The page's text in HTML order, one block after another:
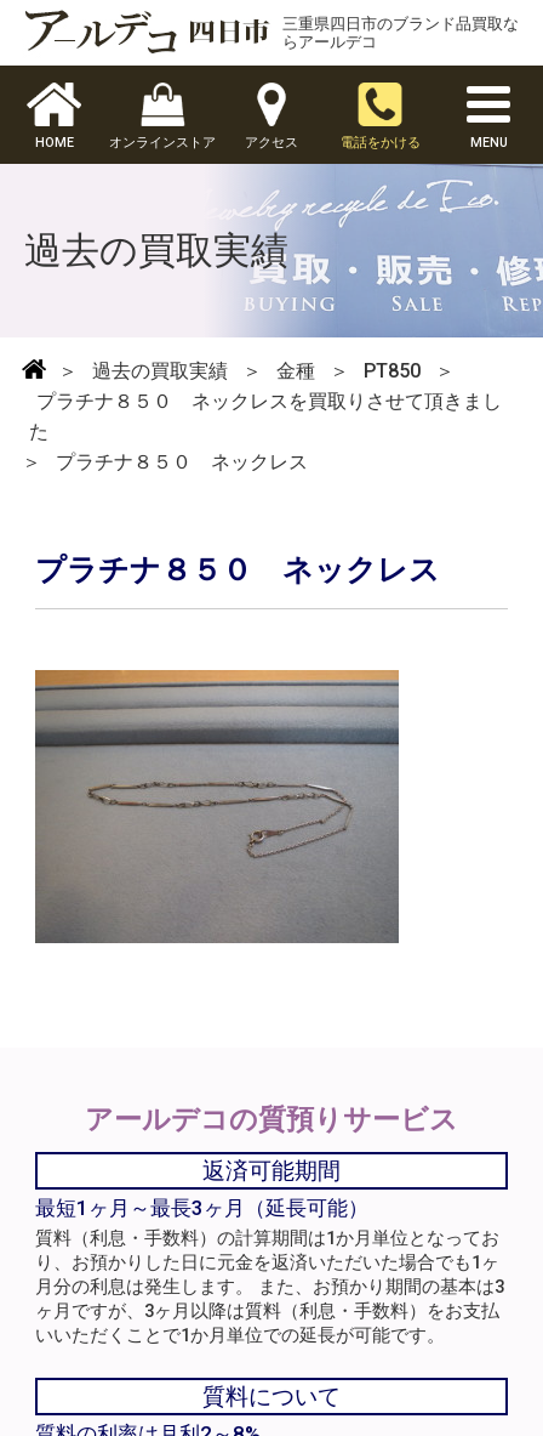
三重県四日市のブランド品買取な
らアールデコ
HOME オンラインストア アクセス 電話をかける MENU
過去の買取実績
＞ 過去の買取実績 ＞ 金種 ＞ PT850
＞
プラチナ８５０ ネックレスを買取りさせて頂きまし
た
＞
プラチナ８５０ ネックレス
プラチナ８５０ ネックレス
アールデコの質預りサービス
返済可能期間
最短1ヶ月～最長3ヶ月（延長可能）
質料（利息・手数料）の計算期間は1か月単位となってお
り、お預かりした日に元金を返済いただいた場合でも1ヶ
月分の利息は発生します。 また、お預かり期間の基本は3
ヶ月ですが、3ヶ月以降は質料（利息・手数料）をお支払
いいただくことで1か月単位での延長が可能です。
質料について